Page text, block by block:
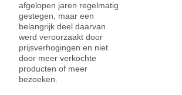
afgelopen jaren regelmatig
gestegen, maar een
belangrijk deel daarvan
werd veroorzaakt door
prijsverhogingen en niet
door meer verkochte
producten of meer
bezoeken.